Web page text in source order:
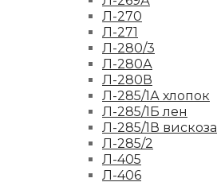
Л-270
Л-271
Л-280/3
Л-280А
Л-280В
Л-285/1А хлопок
Л-285/1Б лен
Л-285/1В вискоза
Л-285/2
Л-405
Л-406